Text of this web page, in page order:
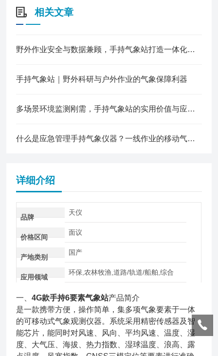
相关文章
野外作业安全与数据兼顾，手持气象站打造一体化监测新体验
手持气象站｜野外科研与户外作业的气象保障利器
多场景环境监测刚需，手持气象站的实用价值与应用解析
什么是应急管理手持气象仪器？一线作业的移动气象 “参谋”
详细介绍
品牌
天仪
价格区间
面议
产地类别
国产
应用领域
环保,农林牧渔,道路/轨道/船舶,综合
一、4G款手持6要素气象站产品简介
是一款携带方便，操作简单，集多项气象要素于一体
的可移动式气象观测仪器。系统采用精密传感器及智
能芯片，能同时对风速、风向、平均风速、温度、湿
度、大气压、海拔、热力指数、湿球温度、浪高、露